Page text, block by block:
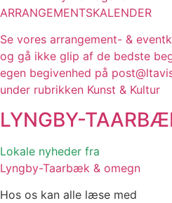
ARRANGEMENTSKALENDER
Se vores arrangement- &
og gå ikke glip af de bedste
egen begivenhed på
under rubrikken Kunst & Kultur
LYNGBY-
Lokale nyheder fra
Lyngby-Taarbæk & omegn
Hos os kan alle læse med